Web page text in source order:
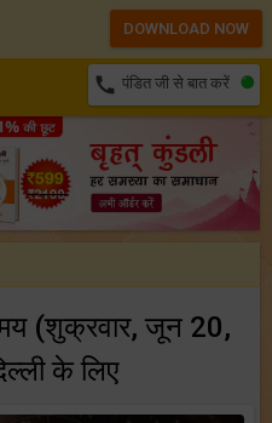
call पंडित जी से बात करें
(शुक्रवार, जून 20,
के लिए
DOWNLOAD NOW